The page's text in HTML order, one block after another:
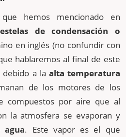
hemos mencionado en
estelas de condensación o
en inglés (no confundir con
hablaremos al final de este
debido a la alta temperatura
de los motores de los
compuestos por aire que al
la atmosfera se evaporan y
. Este vapor es el que